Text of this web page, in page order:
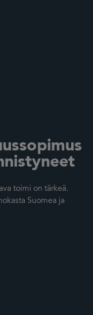
toimi on tärkeä.
Suomea ja